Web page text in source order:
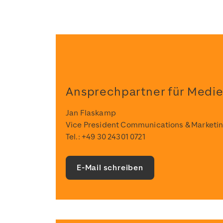
Ansprechpartner für
Jan Flaskamp
Vice President Communications &
Tel.: +49 30 24301 0721
E-Mail schreiben